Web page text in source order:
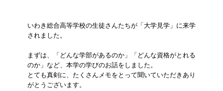
いわき総合高等学校の生徒さんたちが「大学見学」に来学
されました。
まずは、「どんな学部があるのか」「どんな資格がとれる
のか」など、本学の学びのお話をしました。
とても真剣に、たくさんメモをとって聞いていただきあり
がとうございます。